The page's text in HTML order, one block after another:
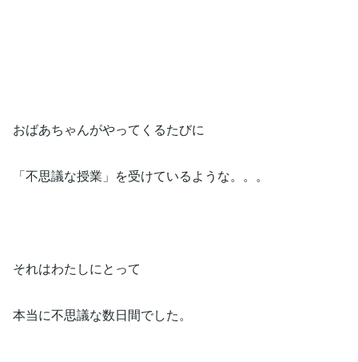
おばあちゃんがやってくるたびに
「不思議な授業」を受けているような。。。
それはわたしにとって
本当に不思議な数日間でした。